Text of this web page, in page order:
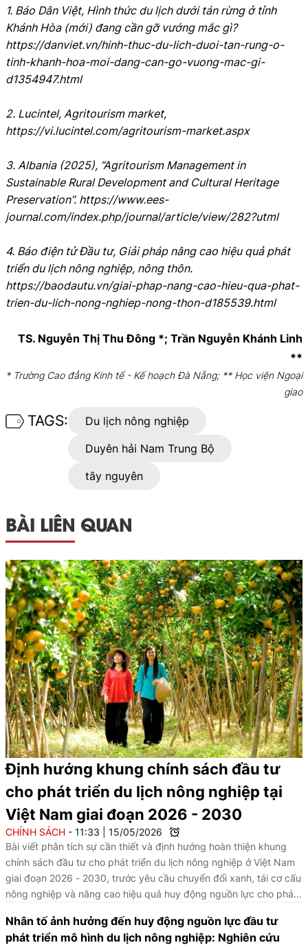
1. Báo Dân Việt, Hình thức du lịch dưới tán rừng ở tỉnh
Khánh Hòa (mới) đang cần gỡ vướng mắc gì?
https://danviet.vn/hinh-thuc-du-lich-duoi-tan-rung-o-
tinh-khanh-hoa-moi-dang-can-go-vuong-mac-gi-
d1354947.html
2. Lucintel, Agritourism market,
https://vi.lucintel.com/agritourism-market.aspx
3. Albania (2025), “Agritourism Management in
Sustainable Rural Development and Cultural Heritage
Preservation”. https://www.ees-
journal.com/index.php/journal/article/view/282?utml
4. Báo điện tử Đầu tư, Giải pháp nâng cao hiệu quả phát
triển du lịch nông nghiệp, nông thôn.
https://baodautu.vn/giai-phap-nang-cao-hieu-qua-phat-
trien-du-lich-nong-nghiep-nong-thon-d185539.html
TS. Nguyễn Thị Thu Đông *; Trần Nguyễn Khánh Linh
**
* Trường Cao đẳng Kinh tế - Kế hoạch Đà Nẵng; ** Học viện Ngoại
giao
TAGS:
Du lịch nông nghiệp
Duyên hải Nam Trung Bộ
tây nguyên
BÀI LIÊN QUAN
Định hướng khung chính sách đầu tư
cho phát triển du lịch nông nghiệp tại
Việt Nam giai đoạn 2026 - 2030
CHÍNH SÁCH 11:33
15/05/2026
Bài viết phân tích sự cần thiết và định hướng hoàn thiện khung
chính sách đầu tư cho phát triển du lịch nông nghiệp ở Việt Nam
giai đoạn 2026 - 2030, trước yêu cầu chuyển đổi xanh, tái cơ cấu
nông nghiệp và nâng cao hiệu quả huy động nguồn lực cho phát
Nhân tố ảnh hưởng đến huy động nguồn lực đầu tư
phát triển mô hình du lịch nông nghiệp: Nghiên cứu